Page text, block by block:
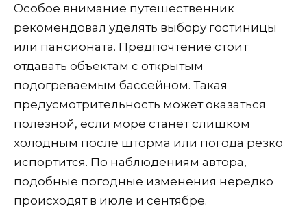
Особое внимание путешественник
рекомендовал уделять выбору гостиницы
или пансионата. Предпочтение стоит
отдавать объектам с открытым
подогреваемым бассейном. Такая
предусмотрительность может оказаться
полезной, если море станет слишком
холодным после шторма или погода резко
испортится. По наблюдениям автора,
подобные погодные изменения нередко
происходят в июле и сентябре.